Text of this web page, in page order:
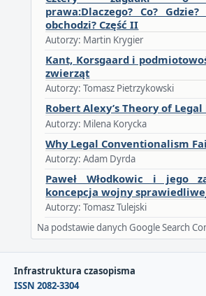
prawa:Dlaczego? Co?
obchodzi? Część II
Autorzy: Martin Krygier
Kant, Korsgaard i
zwierząt
Autorzy: Tomasz Pietrzykowski
Robert Alexy’s Theory of
Autorzy: Milena Korycka
Why Legal Conventionalism
Autorzy: Adam Dyrda
Paweł Włodkowic i jego
koncepcja wojny
Autorzy: Tomasz Tulejski
Na podstawie danych Google Search
Infrastruktura czasopisma
ISSN 2082-3304